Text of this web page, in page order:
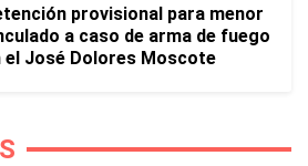
provisional para menor
a caso de arma de fuego
el José Dolores Moscote